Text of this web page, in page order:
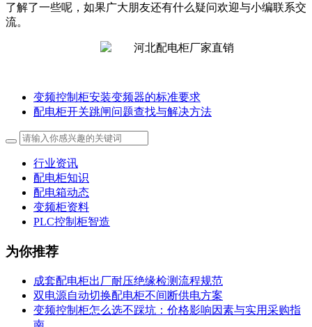
了解了一些呢，如果广大朋友还有什么疑问欢迎与小编联系交
流。
变频控制柜安装变频器的标准要求
配电柜开关跳闸问题查找与解决方法
行业资讯
配电柜知识
配电箱动态
变频柜资料
PLC控制柜智造
为你推荐
成套配电柜出厂耐压绝缘检测流程规范
双电源自动切换配电柜不间断供电方案
变频控制柜怎么选不踩坑：价格影响因素与实用采购指
南